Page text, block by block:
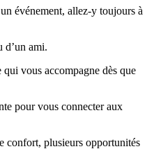
événement, allez-y toujours à
d’un ami.
vous accompagne dès que
pour vous connecter aux
confort, plusieurs opportunités